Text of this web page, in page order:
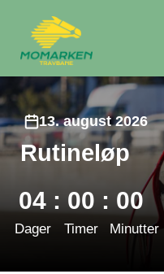
13. august 2026
Rutineløp
04 : 00 : 00
Dager Timer Minutter